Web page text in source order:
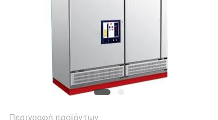
Περιγραφή προϊόντων